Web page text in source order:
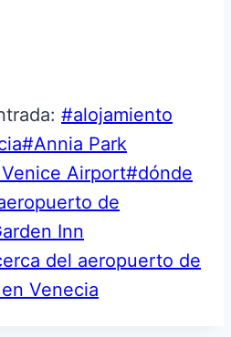
#alojamiento
#Annia Park
Airport#dónde
de
Inn
del aeropuerto de
Venecia